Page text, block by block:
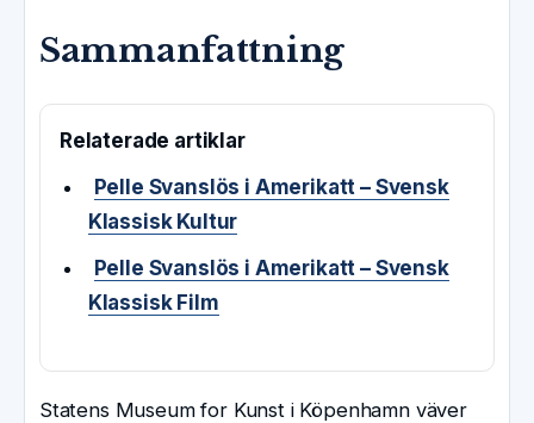
Sammanfattning
Relaterade artiklar
Pelle Svanslös i Amerikatt – Svensk
Klassisk Kultur
Pelle Svanslös i Amerikatt – Svensk
Klassisk Film
Statens Museum for Kunst i Köpenhamn väver